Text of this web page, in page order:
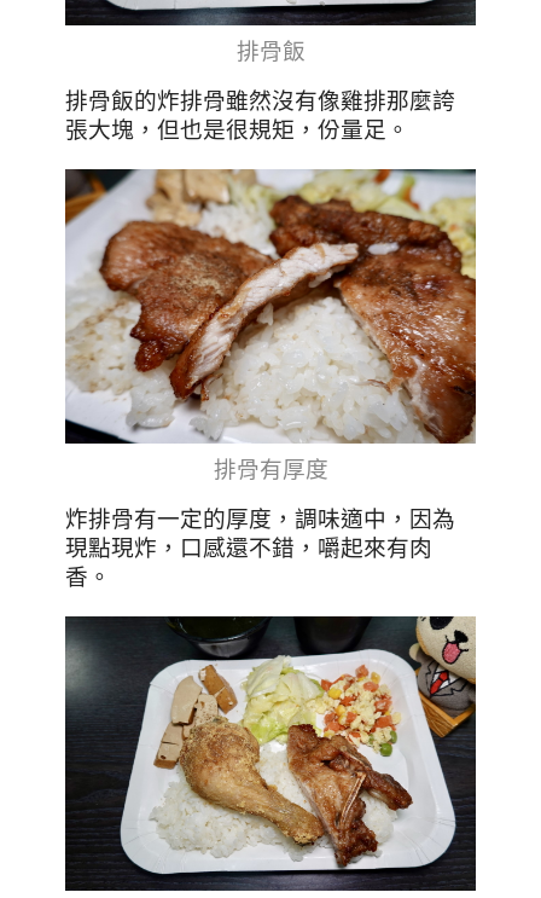
排骨飯
排骨飯的炸排骨雖然沒有像雞排那麼誇
張大塊，但也是很規矩，份量足。
排骨有厚度
炸排骨有一定的厚度，調味適中，因為
現點現炸，口感還不錯，嚼起來有肉
香。